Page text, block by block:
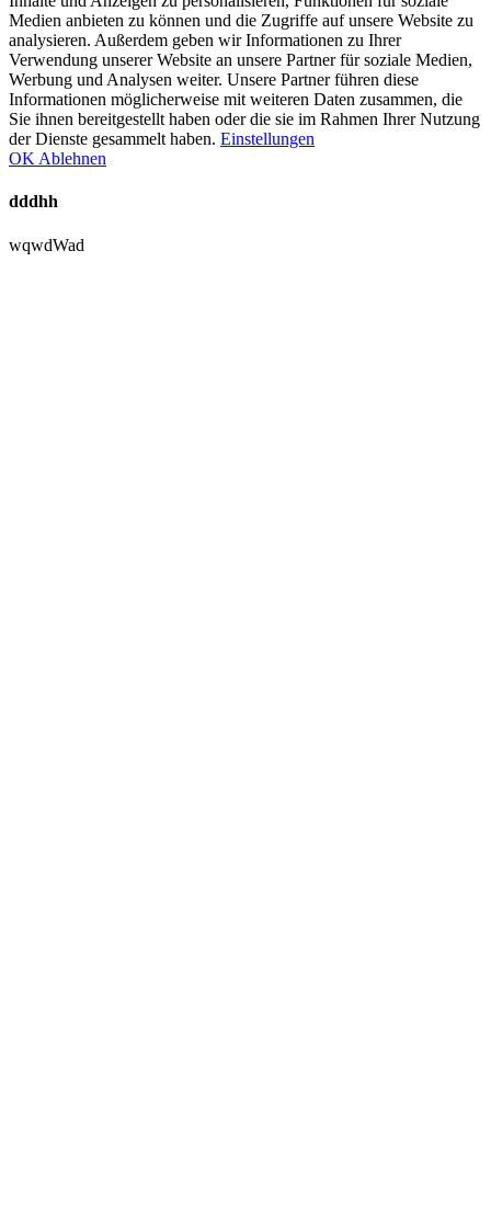
Medien anbieten zu können und die Zugriffe auf unsere Website zu
analysieren. Außerdem geben wir Informationen zu Ihrer
Verwendung unserer Website an unsere Partner für soziale Medien,
Werbung und Analysen weiter. Unsere Partner führen diese
Informationen möglicherweise mit weiteren Daten zusammen, die
Sie ihnen bereitgestellt haben oder die sie im Rahmen Ihrer Nutzung
der Dienste gesammelt haben. Einstellungen
OK Ablehnen
dddhh
wqwdWad